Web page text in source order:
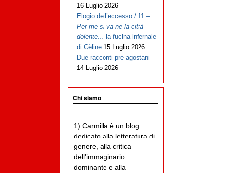
16 Luglio 2026
Elogio dell’eccesso / 11 –
Per me si va ne la città
dolente… la fucina infernale
di Cèline 15 Luglio 2026
Due racconti pre agostani
14 Luglio 2026
Chi siamo
1) Carmilla è un blog
dedicato alla letteratura di
genere, alla critica
dell'immaginario
dominante e alla